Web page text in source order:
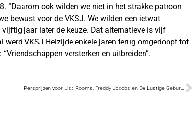
“Daarom ook wilden we niet in het strakke patroon
bewust voor de VKSJ. We wilden een ietwat
jaar later de keuze. Dat alternatieve is vijf
werd VKSJ Heizijde enkele jaren terug omgedoopt tot
versterken en uitbreiden”.
Persprijzen voor Lisa Rooms, Freddy Jacobs en De Lustige Geburen